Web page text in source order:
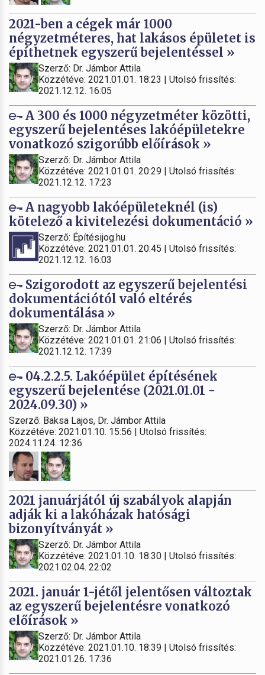
2021-ben a cégek már 1000
négyzetméteres, hat lakásos épületet is
építhetnek egyszerű bejelentéssel »
Szerző: Dr. Jámbor Attila
Közzétéve: 2021.01.01. 18:23 | Utolsó frissítés:
2021.12.12. 16:05
A 300 és 1000 négyzetméter közötti,
egyszerű bejelentéses lakóépületekre
vonatkozó szigorúbb előírások »
Szerző: Dr. Jámbor Attila
Közzétéve: 2021.01.01. 20:29 | Utolsó frissítés:
2021.12.12. 17:23
A nagyobb lakóépületeknél (is)
kötelező a kivitelezési dokumentáció »
Szerző: Építésijog.hu
Közzétéve: 2021.01.01. 20:45 | Utolsó frissítés:
2021.12.12. 16:03
Szigorodott az egyszerű bejelentési
dokumentációtól való eltérés
dokumentálása »
Szerző: Dr. Jámbor Attila
Közzétéve: 2021.01.01. 21:06 | Utolsó frissítés:
2021.12.12. 17:39
04.2.2.5. Lakóépület építésének
egyszerű bejelentése (2021.01.01 -
2024.09.30) »
Szerző: Baksa Lajos, Dr. Jámbor Attila
Közzétéve: 2021.01.10. 15:56 | Utolsó frissítés:
2024.11.24. 12:36
2021 januárjától új szabályok alapján
adják ki a lakóházak hatósági
bizonyítványát »
Szerző: Dr. Jámbor Attila
Közzétéve: 2021.01.10. 18:30 | Utolsó frissítés:
2021.02.04. 22:02
2021. január 1-jétől jelentősen változtak
az egyszerű bejelentésre vonatkozó
előírások »
Szerző: Dr. Jámbor Attila
Közzétéve: 2021.01.10. 18:39 | Utolsó frissítés:
2021.01.26. 17:36